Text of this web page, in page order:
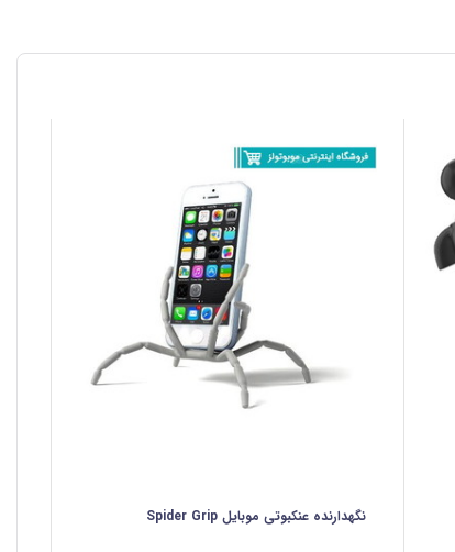
نگهدارنده عنکبوتی موبایل Spider Grip